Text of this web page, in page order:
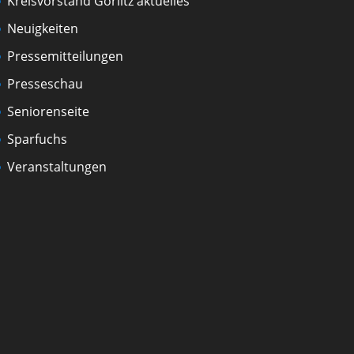
Neuigkeiten
Pressemitteilungen
Presseschau
Seniorenseite
Sparfuchs
Veranstaltungen